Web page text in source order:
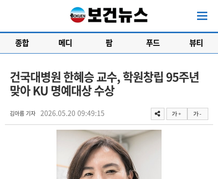
종합 메디 팜 푸드 뷰티
건국대병원 한혜승 교수, 학원창립 95주년
맞아 KU 명예대상 수상
김아름 기자 2026.05.20 09:49:15 가 + 가 -